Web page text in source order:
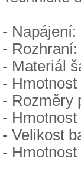
- Napájení:
-
- Materiál
- Hmotnost
- Rozměry
-
- Velikost
-